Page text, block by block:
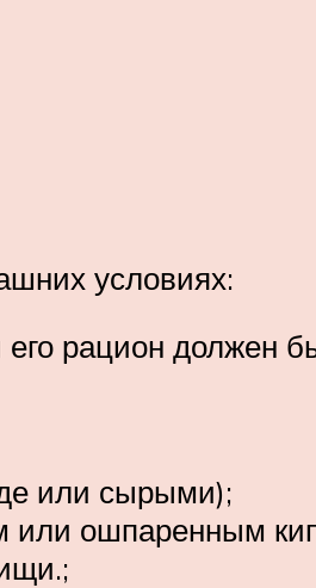
условиях:
рацион должен
или сырыми);
или ошпаренным